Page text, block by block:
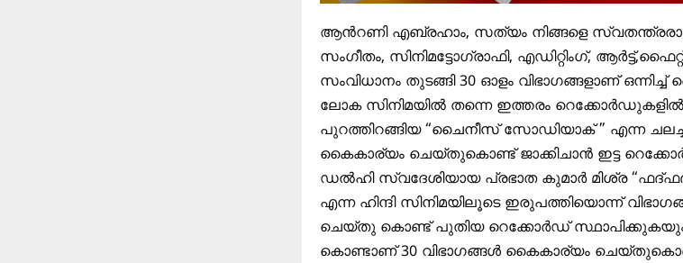
ആൻറണി എബ്രഹാം, സത്യം നിങ്ങളെ
സംഗീതം, സിനിമട്ടോഗ്രാഫി, എഡിറ്റിംഗ്,
സംവിധാനം തുടങ്ങി 30 ഓളം വിഭാഗങ്ങളാണ്
ലോക സിനിമയിൽ തന്നെ ഇത്തരം റെക്കോർഡുകളിൽ
പുറത്തിറങ്ങിയ “ചൈനീസ് സോഡിയാക് ” എന്ന
കൈകാര്യം ചെയ്തുകൊണ്ട് ജാക്കിചാൻ ഇട്ട
ഡൽഹി സ്വദേശിയായ പ്രഭാത കുമാര്‍ മിശ്ര
എന്ന ഹിന്ദി സിനിമയിലൂടെ ഇരുപത്തിയൊന്ന്
ചെയ്തു കൊണ്ട് പുതിയ റെക്കോർഡ് സ്ഥാപിക്കുകയും
കൊണ്ടാണ് 30 വിഭാഗങ്ങൾ കൈകാര്യം